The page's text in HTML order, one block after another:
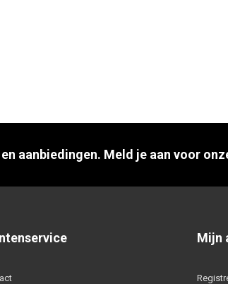
aanbiedingen. Meld je aan voor
Mijn